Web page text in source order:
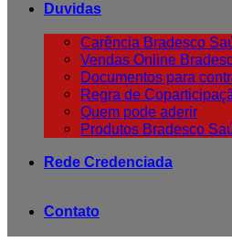
Duvidas
Carência Bradesco
Vendas Online
Documentos para
Regra de
Quem pode aderir
Produtos Bradesco
Rede Credenciada
Contato